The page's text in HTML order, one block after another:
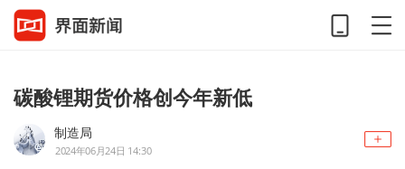
碳酸锂期货价格创今年新低
制造局
2024年06月24日 14:30